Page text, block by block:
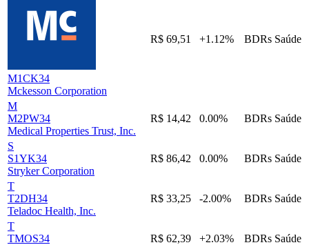
M1CK34
Mckesson Corporation
R$ 69,51 +1.12% BDRs Saúde
M
M2PW34
Medical Properties Trust, Inc.
R$ 14,42 0.00% BDRs Saúde
S
S1YK34
Stryker Corporation
R$ 86,42 0.00% BDRs Saúde
T
T2DH34
Teladoc Health, Inc.
R$ 33,25 -2.00% BDRs Saúde
T
TMOS34
R$ 62,39 +2.03% BDRs Saúde